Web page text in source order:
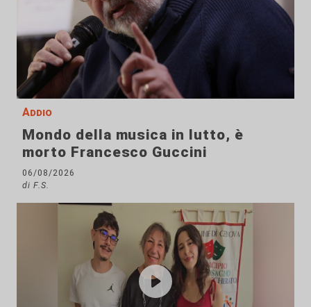
Addio
Mondo della musica in lutto, è
morto Francesco Guccini
06/08/2026
di F.S.